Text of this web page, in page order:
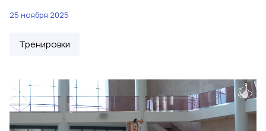
25 ноября 2025
Тренировки